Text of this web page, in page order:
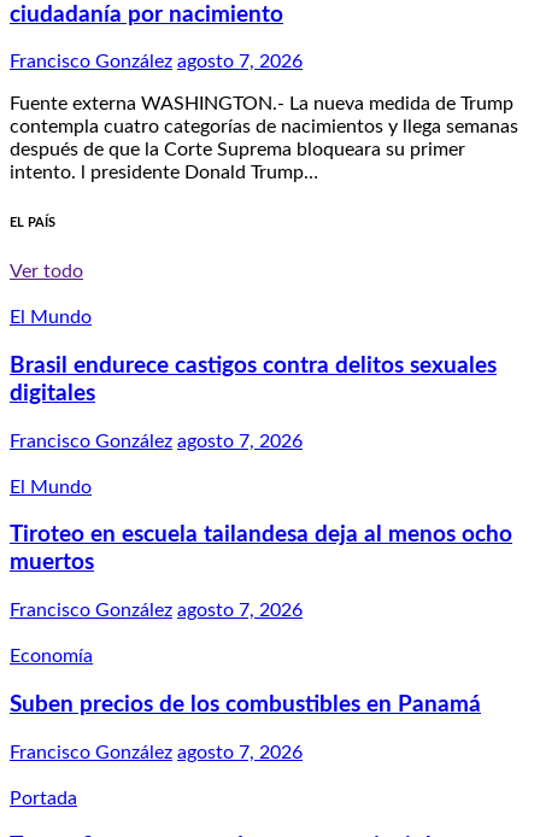
ciudadanía por nacimiento
Francisco González agosto 7, 2026
Fuente externa WASHINGTON.- La nueva medida de Trump
contempla cuatro categorías de nacimientos y llega semanas
después de que la Corte Suprema bloqueara su primer
intento. l presidente Donald Trump…
EL PAÍS
Ver todo
El Mundo
Brasil endurece castigos contra delitos sexuales
digitales
Francisco González agosto 7, 2026
El Mundo
Tiroteo en escuela tailandesa deja al menos ocho
muertos
Francisco González agosto 7, 2026
Economía
Suben precios de los combustibles en Panamá
Francisco González agosto 7, 2026
Portada